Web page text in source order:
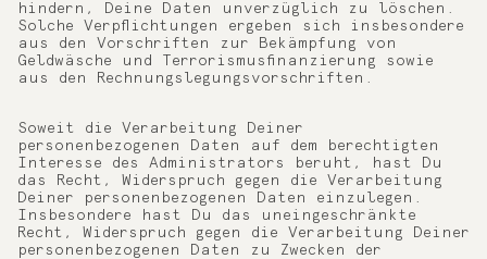
hindern, Deine Daten unverzüglich zu löschen.
Solche Verpflichtungen ergeben sich insbesondere
aus den Vorschriften zur Bekämpfung von
Geldwäsche und Terrorismusfinanzierung sowie
aus den Rechnungslegungsvorschriften.
Soweit die Verarbeitung Deiner
personenbezogenen Daten auf dem berechtigten
Interesse des Administrators beruht, hast Du
das Recht, Widerspruch gegen die Verarbeitung
Deiner personenbezogenen Daten einzulegen.
Insbesondere hast Du das uneingeschränkte
Recht, Widerspruch gegen die Verarbeitung Deiner
personenbezogenen Daten zu Zwecken der